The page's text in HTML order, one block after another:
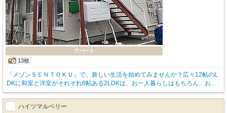
アパート
13枚
「メゾンＳＥＮＴＯＫＵ」で、新しい生活を始めてみませんか？広々12帖のL
DKに和室と洋室がそれぞれ6帖ある2LDKは、お一人暮らしはもちろん、お二
人でもゆったりと過ごせる44.71m²の空間です。西向きのお部屋で、明るい日
差しを感じながらお過ごしいただけますよ。寒い季節も安心の灯油暖房を完備
し、バス・トイレ別、独立洗面台、室内洗濯機置場と、水回りの設備も充実し
ハイツマルベリー